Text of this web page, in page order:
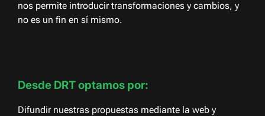
nos permite introducir transformaciones y cambios, y
no es un fin en sí mismo.
Desde DRT optamos por:
Difundir nuestras propuestas mediante la web y